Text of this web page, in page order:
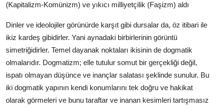
(Kapitalizm-Komünizm) ve yıkıcı milliyetçilik (Faşizm) aldı
Dinler ve ideolojiler görünürde karşıt gibi dursalar da, öz itibari ile
ikiz kardeş gibidirler. Yani aynadaki birbirlerinin görüntü
simetriğidirler. Temel dayanak noktaları ikisinin de dogmatik
olmalarıdır. Dogmatizm; elle tutulur somut bir gerçekliği değil,
ispatı olmayan düşünce ve inançlar salatası şeklinde sunulur. Bu
iki dogmatik yapının kendi konumlarını tek doğru ve hakikat
olarak görmeleri ve bunu taraftar ve inanan kesimleri tartışmasız